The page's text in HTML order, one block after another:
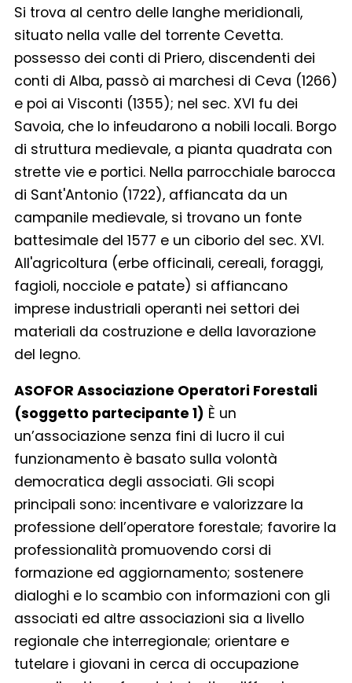
Si trova al centro delle langhe meridionali,
situato nella valle del torrente Cevetta.
possesso dei conti di Priero, discendenti dei
conti di Alba, passò ai marchesi di Ceva (1266)
e poi ai Visconti (1355); nel sec. XVI fu dei
Savoia, che lo infeudarono a nobili locali. Borgo
di struttura medievale, a pianta quadrata con
strette vie e portici. Nella parrocchiale barocca
di Sant'Antonio (1722), affiancata da un
campanile medievale, si trovano un fonte
battesimale del 1577 e un ciborio del sec. XVI.
All'agricoltura (erbe officinali, cereali, foraggi,
fagioli, nocciole e patate) si affiancano
imprese industriali operanti nei settori dei
materiali da costruzione e della lavorazione
del legno.
ASOFOR Associazione Operatori Forestali
(soggetto partecipante 1) È un
un’associazione senza fini di lucro il cui
funzionamento è basato sulla volontà
democratica degli associati. Gli scopi
principali sono: incentivare e valorizzare la
professione dell’operatore forestale; favorire la
professionalità promuovendo corsi di
formazione ed aggiornamento; sostenere
dialoghi e lo scambio con informazioni con gli
associati ed altre associazioni sia a livello
regionale che interregionale; orientare e
tutelare i giovani in cerca di occupazione